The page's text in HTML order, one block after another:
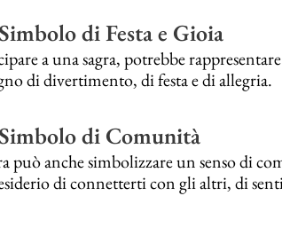
di Festa e Gioia
a una sagra, potrebbe
di divertimento, di festa e di allegria.
di Comunità
può anche simbolizzare un senso di
di connetterti con gli altri, di